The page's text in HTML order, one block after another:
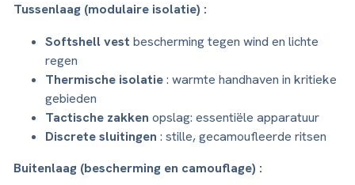
Tussenlaag (modulaire isolatie) :
Softshell vest bescherming tegen wind en lichte
regen
Thermische isolatie: warmte handhaven in kritieke
gebieden
Tactische zakken opslag: essentiële apparatuur
Discrete sluitingen : stille, gecamoufleerde ritsen
Buitenlaag (bescherming en camouflage) :